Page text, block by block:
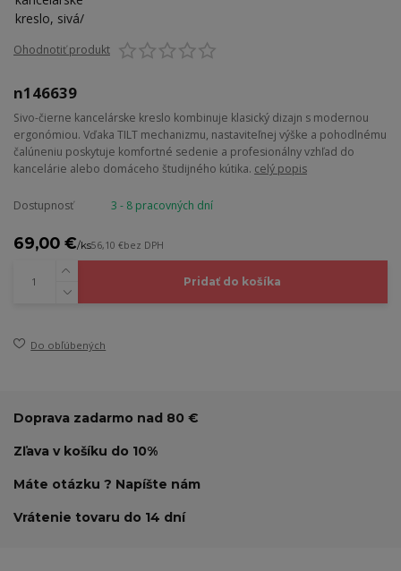
Ohodnotiť produkt
n146639
Sivo-čierne kancelárske kreslo kombinuje klasický dizajn s modernou
ergonómiou. Vďaka TILT mechanizmu, nastaviteľnej výške a pohodlnému
čalúneniu poskytuje komfortné sedenie a profesionálny vzhľad do
kancelárie alebo domáceho študijného kútika. celý popis
Dostupnosť 3 - 8 pracovných dní
69,00 €/ks56,10 €bez DPH
Pridať do košíka
Do obľúbených
Doprava zadarmo nad 80 €
Zľava v košíku do 10%
Máte otázku ? Napíšte nám
Vrátenie tovaru do 14 dní